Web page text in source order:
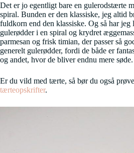
Det er jo egentligt bare en gulerodstærte
spiral. Bunden er den klassiske, jeg altid
fuldkorn end den klassiske. Og så har jeg
gulerødder i en spiral og krydret
parmesan og frisk timian, der passer så
generelt gulerødder, fordi de både er
og andet, hvor de bliver endnu mere søde.
Er du vild med tærte, så bør du også
tærteopskrifter.